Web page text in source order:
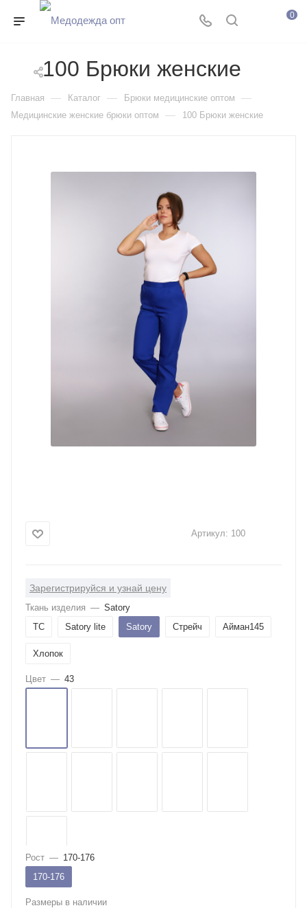
0
100 Брюки женские
Главная — Каталог — Брюки медицинские оптом —
Медицинские женские брюки оптом — 100 Брюки женские
Артикул: 100
Зарегистрируйся и узнай цену
Ткань изделия — Satory
ТС
Satory lite Satory Стрейч Айман145
Хлопок
Цвет — 43
Рост — 170-176
170-176
Размеры в наличии